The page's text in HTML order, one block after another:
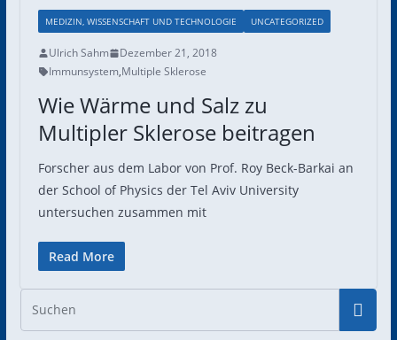
MEDIZIN, WISSENSCHAFT UND TECHNOLOGIE UNCATEGORIZED
Ulrich Sahm
Dezember 21, 2018
Immunsystem,Multiple Sklerose
Wie Wärme und Salz zu
Multipler Sklerose beitragen
Forscher aus dem Labor von Prof. Roy Beck-Barkai an
der School of Physics der Tel Aviv University
untersuchen zusammen mit
Read More